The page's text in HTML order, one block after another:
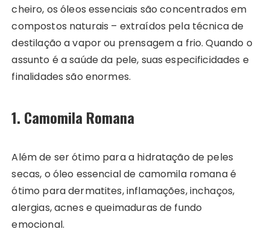
cheiro, os óleos essenciais são concentrados em
compostos naturais – extraídos pela técnica de
destilação a vapor ou prensagem a frio. Quando o
assunto é a saúde da pele, suas especificidades e
finalidades são enormes.
1. Camomila Romana
Além de ser ótimo para a hidratação de peles
secas, o óleo essencial de camomila romana é
ótimo para dermatites, inflamações, inchaços,
alergias, acnes e queimaduras de fundo
emocional.